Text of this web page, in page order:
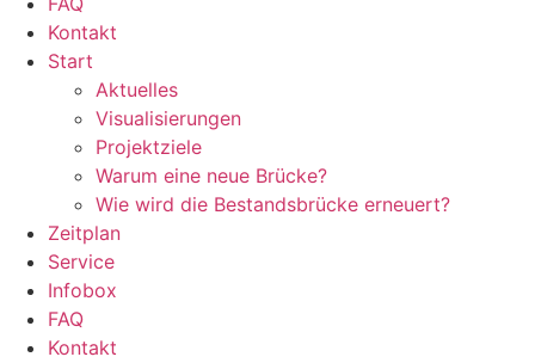
Kontakt
Start
Aktuelles
Visualisierungen
Projektziele
Warum eine neue Brücke?
Wie wird die Bestandsbrücke erneuert?
Zeitplan
Service
Infobox
FAQ
Kontakt